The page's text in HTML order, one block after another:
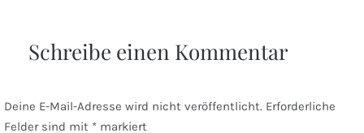
Schreibe einen Kommentar
Deine E-Mail-Adresse wird nicht veröffentlicht. Erforderliche
Felder sind mit * markiert